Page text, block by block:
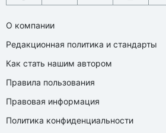
О компании
Редакционная политика и стандарты
Как стать нашим автором
Правила пользования
Правовая информация
Политика конфиденциальности